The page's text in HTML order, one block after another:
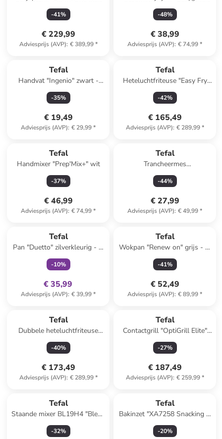
Vison" wit
-41%
€ 229,99
Adviesprijs (AVP): € 389,99*
Plus - FV5716E0" wit/paars
-48%
€ 38,99
Adviesprijs (AVP): € 74,99*
Tefal
Handvat "Ingenio" zwart -
(B)27 x (H)5 x (T)6 cm
-35%
€ 19,49
Adviesprijs (AVP): € 29,99*
Tefal
Heteluchtfriteuse "Easy Fry
Grill & Steam"
zwart/goudkleurig - 6,2 l
-42%
€ 165,49
Adviesprijs (AVP): € 289,99*
Tefal
Handmixer "Prep'Mix+" wit
-37%
€ 46,99
Adviesprijs (AVP): € 74,99*
Tefal
Trancheermes
zilverkleurig/zwart - (L)20 cm
-44%
€ 27,99
Adviesprijs (AVP): € 49,99*
Tefal
Pan "Duetto" zilverkleurig - Ø
24 cm
-10%
€ 35,99
Adviesprijs (AVP): € 39,99*
Tefal
Wokpan "Renew on" grijs - Ø
28 cm
-41%
€ 52,49
Adviesprijs (AVP): € 89,99*
Tefal
Dubbele heteluchtfriteuse
"Dual Easy Fry" zwart - 11 l
-40%
€ 173,49
Adviesprijs (AVP): € 289,99*
Tefal
Contactgrill "OptiGrill Elite"
zilverkleurig
-27%
€ 187,49
Adviesprijs (AVP): € 259,99*
Tefal
Staande mixer BL19H4 "Blend
Up" blauw/zwart - 700 ml
-32%
Tefal
Bakinzet "XA7258 Snacking &
Baking" voor de OptiGrill
zwart - 1,6 l
-20%